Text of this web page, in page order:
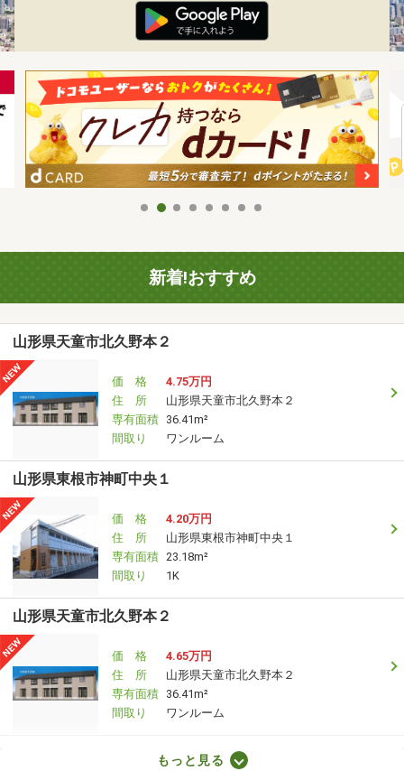
新着!おすすめ
山形県天童市北久野本２
価 格
4.75万円
住 所
山形県天童市北久野本２
専有面積 36.41m²
間取り
ワンルーム
山形県東根市神町中央１
価 格
4.20万円
住 所
山形県東根市神町中央１
専有面積 23.18m²
間取り
1K
山形県天童市北久野本２
価 格
4.65万円
住 所
山形県天童市北久野本２
専有面積 36.41m²
間取り
ワンルーム
もっと見る